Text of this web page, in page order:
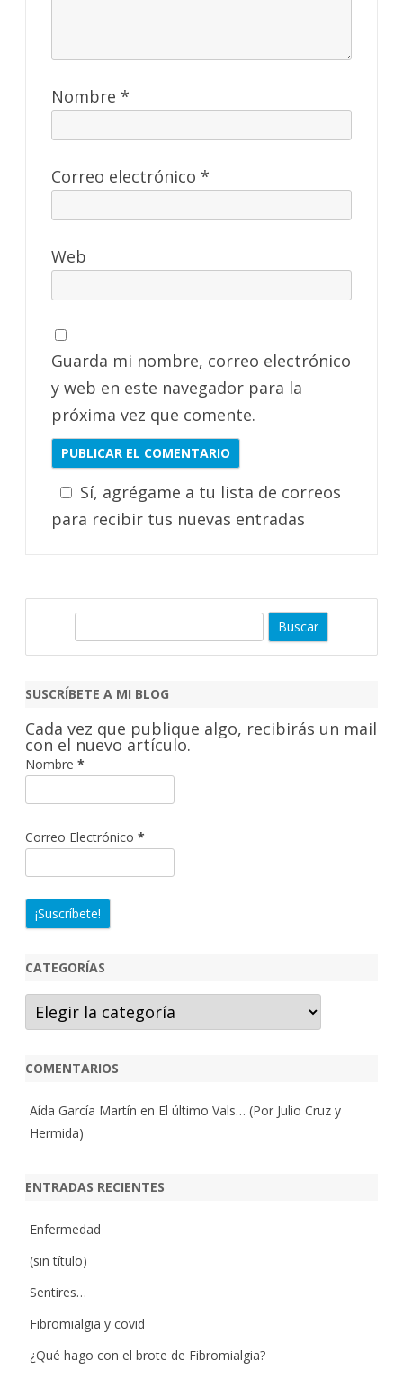
Nombre *
Correo electrónico *
Web
Guarda mi nombre, correo electrónico
y web en este navegador para la
próxima vez que comente.
Sí, agrégame a tu lista de correos
para recibir tus nuevas entradas
c
r
SUSCRÍBETE A MI BLOG
Cada vez que publique algo, recibirás un mail
con el nuevo artículo.
Nombre *
Correo Electrónico *
CATEGORÍAS
Categorías
COMENTARIOS
Aída García Martín en El último Vals… (Por Julio Cruz y
Hermida)
ENTRADAS RECIENTES
Enfermedad
(sin título)
Sentires…
Fibromialgia y covid
¿Qué hago con el brote de Fibromialgia?